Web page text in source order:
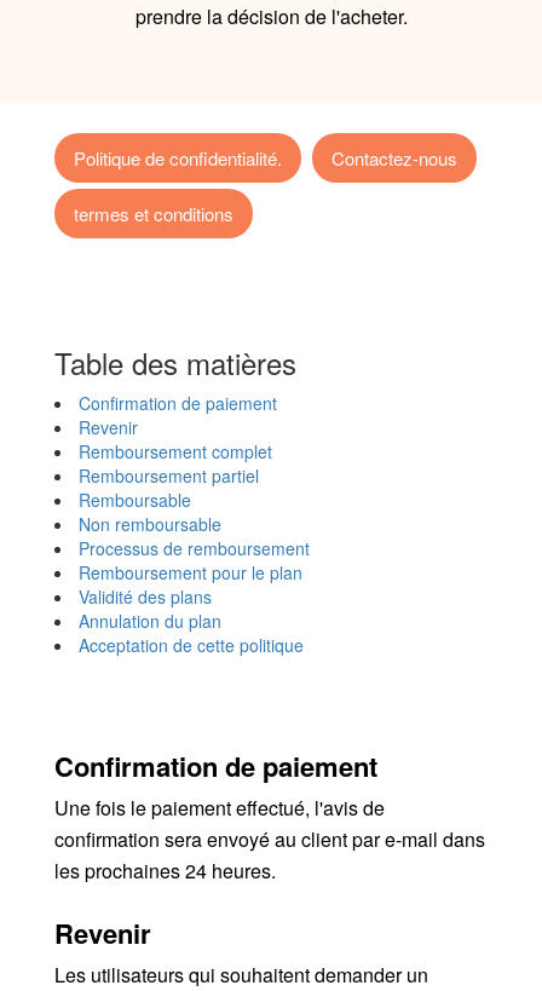
prendre la décision de l'acheter.
Politique de confidentialité. Contactez-nous
termes et conditions
Table des matières
Confirmation de paiement
Revenir
Remboursement complet
Remboursement partiel
Remboursable
Non remboursable
Processus de remboursement
Remboursement pour le plan
Validité des plans
Annulation du plan
Acceptation de cette politique
Confirmation de paiement
Une fois le paiement effectué, l'avis de
confirmation sera envoyé au client par e-mail dans
les prochaines 24 heures.
Revenir
Les utilisateurs qui souhaitent demander un